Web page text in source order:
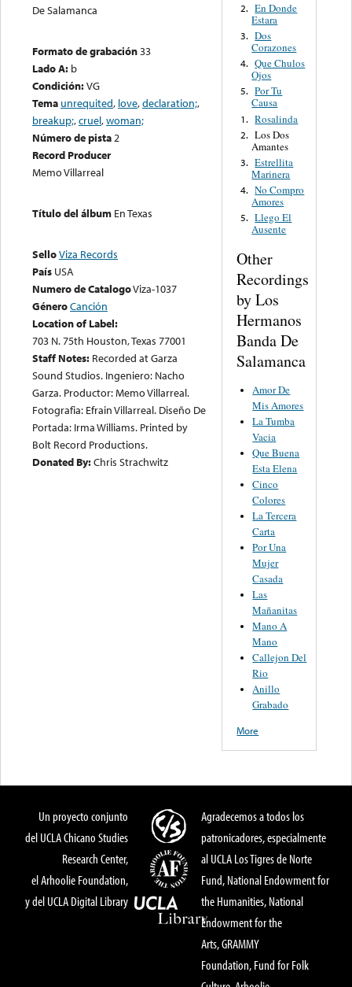
De Salamanca
Formato de grabación33
Lado A: b
Condición:VG
Tema unrequited, love,declaration;,
breakup;,cruel,woman;
Número de pista2
Record Producer
Memo Villarreal
Título del álbum En Texas
SelloViza Records
País USA
Numero de CatalogoViza-1037
GéneroCanción
Location of Label:
703 N. 75th Houston, Texas 77001
Staff Notes: Recorded at Garza
Sound Studios. Ingeniero: Nacho
Garza. Productor: Memo Villarreal.
Fotografia: Efrain Villarreal. Diseño De
Portada: Irma Williams. Printed by
Bolt Record Productions.
Donated By:Chris Strachwitz
2. En Donde
Estara
3. Dos
Corazones
4. Que Chulos
Ojos
5. Por Tu
Causa
1. Rosalinda
2. Los Dos
Amantes
3. Estrellita
Marinera
4. No Compro
Amores
5. Llego El
Ausente
Other
Recordings
by Los
Hermanos
Banda De
Salamanca
Amor De
Mis Amores
La Tumba
Vacia
Que Buena
Esta Elena
Cinco
Colores
La Tercera
Carta
Por Una
Mujer
Casada
Las
Mañanitas
Mano A
Mano
Callejon Del
Rio
Anillo
Grabado
More
Un proyecto conjunto
del UCLA Chicano Studies
Research Center,
el Arhoolie Foundation,
y del UCLA Digital Library
Agradecemos a todos los
patronicadores, especialmente
al UCLA Los Tigres de Norte
Fund, National Endowment for
the Humanities, National
Endowment for the
Arts, GRAMMY
Foundation, Fund for Folk